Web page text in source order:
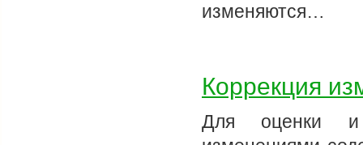
изменяются…
Коррекция
Для оценки и